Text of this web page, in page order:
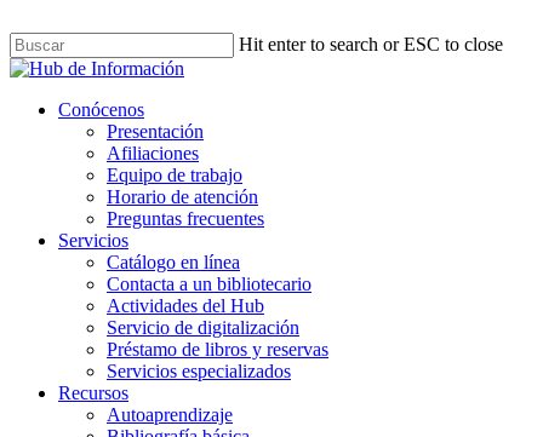
to
main
content
Hit enter to search or ESC to close
Close
Menu
Conócenos
Presentación
Afiliaciones
Equipo de trabajo
Horario de atención
Preguntas frecuentes
Servicios
Catálogo en línea
Contacta a un bibliotecario
Actividades del Hub
Servicio de digitalización
Préstamo de libros y reservas
Servicios especializados
Recursos
Autoaprendizaje